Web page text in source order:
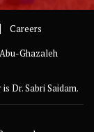
Careers
Ghazaleh
Dr. Sabri Saidam.